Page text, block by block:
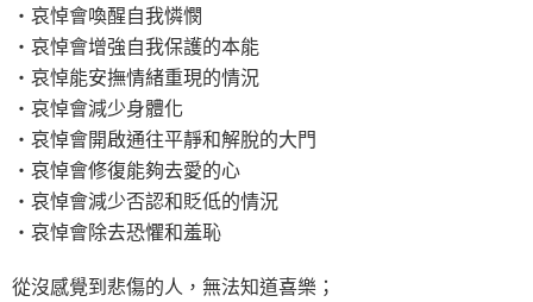
‧哀悼會喚醒自我憐憫
‧哀悼會增強自我保護的本能
‧哀悼能安撫情緒重現的情況
‧哀悼會減少身體化
‧哀悼會開啟通往平靜和解脫的大門
‧哀悼會修復能夠去愛的心
‧哀悼會減少否認和貶低的情況
‧哀悼會除去恐懼和羞恥
從沒感覺到悲傷的人，無法知道喜樂；